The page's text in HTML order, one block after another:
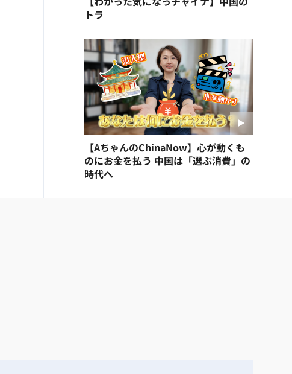
トラ
【AちゃんのChinaNow】心が動くも
のにお金を払う 中国は「選ぶ消費」の
時代へ